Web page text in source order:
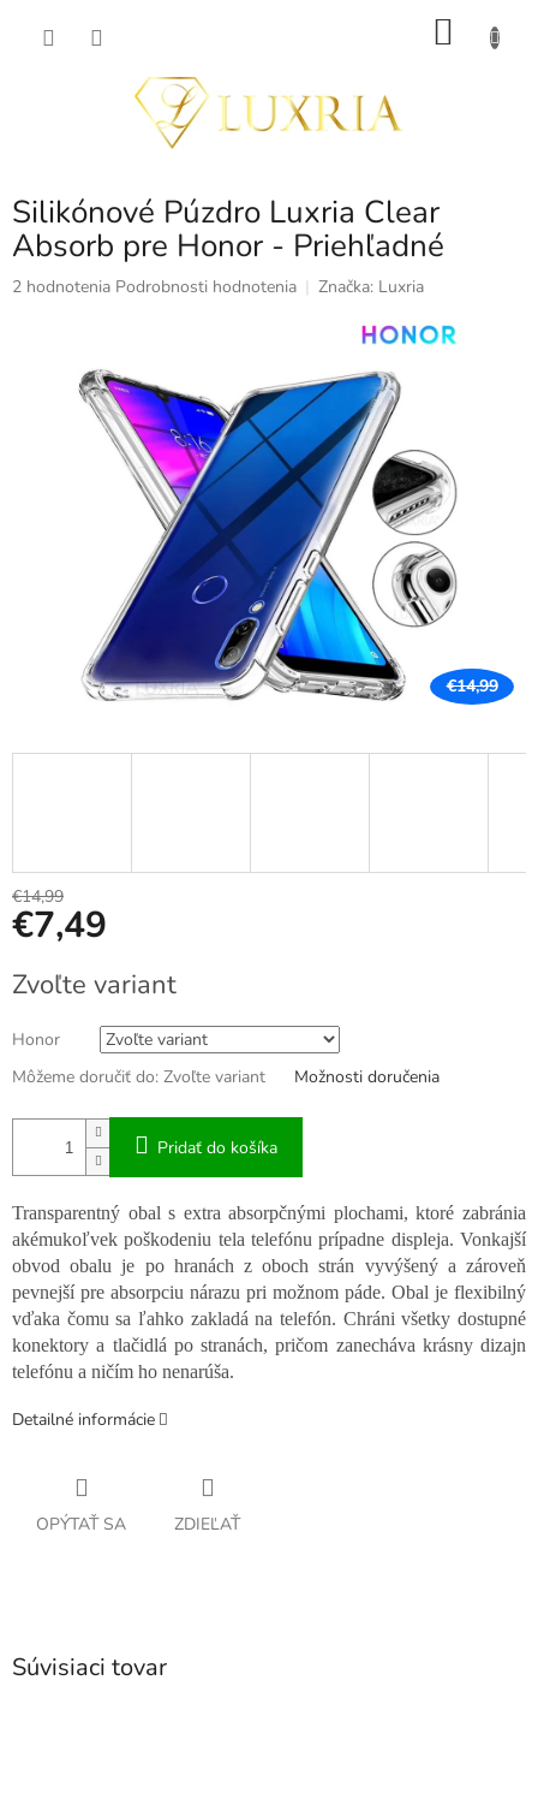
Silikónové Púzdro Luxria Clear
Absorb pre Honor - Priehľadné
Priemerné
2 hodnotenia Podrobnosti hodnotenia Značka: Luxria
€14,99
€14,99
€7,49
cena:
Zvoľte variant
Honor
Môžeme doručiť do: Zvoľte variant Možnosti doručenia
Pridať do košíka
Transparentný obal s extra absorpčnými plochami, ktoré zabránia
akémukoľvek poškodeniu tela telefónu prípadne displeja. Vonkajší
obvod obalu je po hranách z oboch strán vyvýšený a zároveň
pevnejší pre absorpciu nárazu pri možnom páde. Obal je flexibilný
vďaka čomu sa ľahko zakladá na telefón. Chráni všetky dostupné
konektory a tlačidlá po stranách, pričom zanecháva krásny dizajn
telefónu a ničím ho nenarúša.
Detailné informácie
OPÝTAŤ SA ZDIEĽAŤ
Súvisiaci tovar